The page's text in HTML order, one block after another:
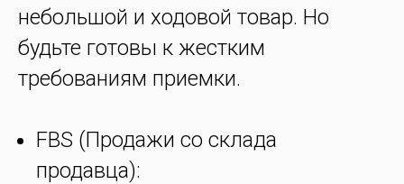
небольшой и ходовой товар. Но
будьте готовы к жестким
требованиям приемки.
FBS (Продажи со склада
продавца):